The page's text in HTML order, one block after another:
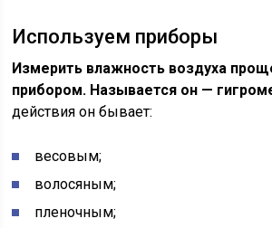
Используем приборы
Измерить влажность воздуха
прибором. Называется он —
действия он бывает:
весовым;
волосяным;
пленочным;